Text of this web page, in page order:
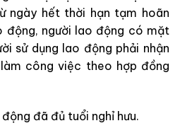
ngày hết thời hạn tạm hoãn
động, người lao động có mặt
sử dụng lao động phải nhận
công việc theo hợp đồng
đã đủ tuổi nghỉ hưu.